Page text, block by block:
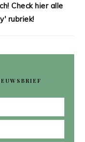
Check hier alle
rubriek!